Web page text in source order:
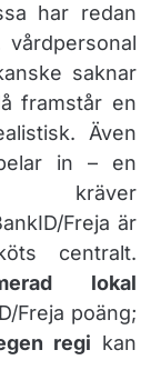
har redan
saknar
framstår en
Även
in – en
kräver
Freja är
centralt.
lokal
Freja poäng;
regi kan